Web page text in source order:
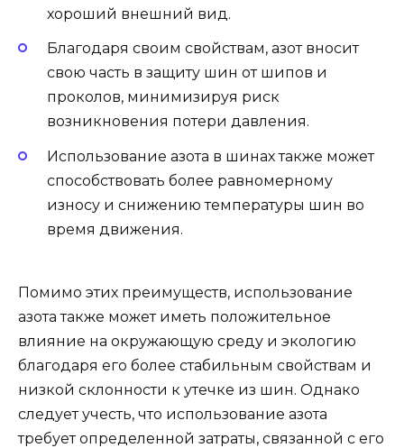
хороший внешний вид.
Благодаря своим свойствам, азот вносит
свою часть в защиту шин от шипов и
проколов, минимизируя риск
возникновения потери давления.
Использование азота в шинах также может
способствовать более равномерному
износу и снижению температуры шин во
время движения.
Помимо этих преимуществ, использование
азота также может иметь положительное
влияние на окружающую среду и экологию
благодаря его более стабильным свойствам и
низкой склонности к утечке из шин. Однако
следует учесть, что использование азота
требует определенной затраты, связанной с его